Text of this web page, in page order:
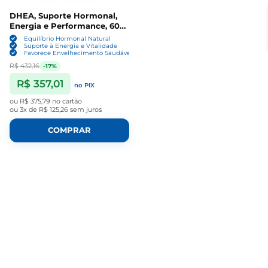
DHEA, Suporte Hormonal,
Energia e Performance, 60
Gummies, Aquonix
Equilíbrio Hormonal Natural
Suporte à Energia e Vitalidade
Favorece Envelhecimento Saudável
R$ 432,16 -17%
R$ 357,01 no PIX
ou R$ 375,79 no cartão
ou 3x de R$ 125,26 sem juros
COMPRAR